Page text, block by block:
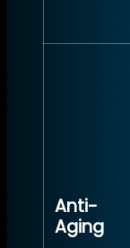
Anti-
Aging